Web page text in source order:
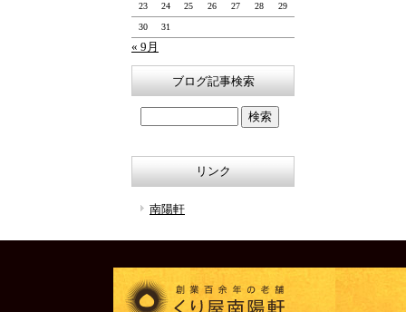
23 24 25 26 27 28 29
30 31
« 9月
ブログ記事検索
リンク
南陽軒